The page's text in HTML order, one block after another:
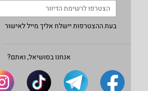
בעת ההצטרפות יישלח אליך מייל לאישור
אנחנו בסושיאל, ואתם?